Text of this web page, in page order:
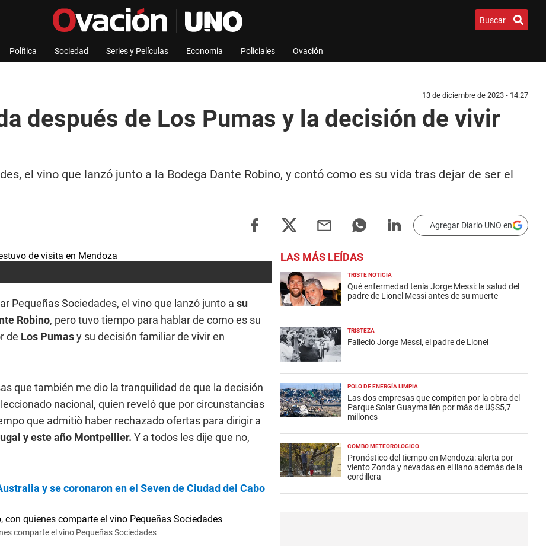
Buscar
Política Sociedad Series y Películas Economia Policiales Ovación
13 de diciembre de 2023 - 14:27
después de Los Pumas y la decisión de vivir
el vino que lanzó junto a la Bodega Dante Robino, y contó como es su vida tras dejar de ser el
Agregar Diario UNO en
Pequeñas Sociedades, el vino que lanzó junto a su
Robino, pero tuvo tiempo para hablar de como es su
de Los Pumasy su decisión familiar de vivir en
que también me dio la tranquilidad de que la decisión
nacional, quien reveló que por circunstancias
que admitiò haber rechazado ofertas para dirigir a
y este año Montpellier. Y a todos les dije que no,
y se coronaron en el Seven de Ciudad del Cabo
comparte el vino Pequeñas Sociedades
LAS MÁS LEÍDAS
TRISTE NOTICIA
Qué enfermedad tenía Jorge Messi: la salud del
padre de Lionel Messi antes de su muerte
TRISTEZA
Falleció Jorge Messi, el padre de Lionel
POLO DE ENERGÍA LIMPIA
Las dos empresas que compiten por la obra del
Parque Solar Guaymallén por más de U$S5,7
millones
COMBO METEOROLÓGICO
Pronóstico del tiempo en Mendoza: alerta por
viento Zonda y nevadas en el llano además de la
cordillera